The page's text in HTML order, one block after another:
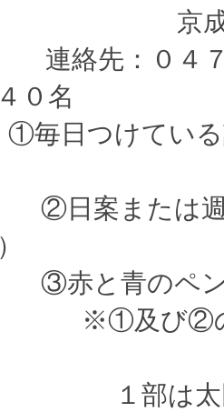
橋駅
：０４７－
０名
毎日つけている
たは週日案
）
青のペ
②のコピー
太田先生に